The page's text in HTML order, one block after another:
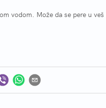
vodom. Može da se pere u